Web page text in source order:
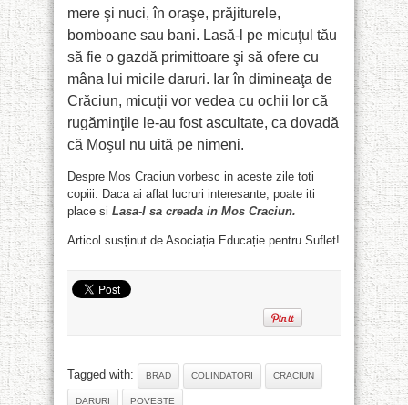
mere şi nuci, în oraşe, prăjiturele,
bomboane sau bani. Lasă-l pe micuţul tău
să fie o gazdă primittoare şi să ofere cu
mâna lui micile daruri. Iar în dimineaţa de
Crăciun, micuţii vor vedea cu ochii lor că
rugăminţile le-au fost ascultate, ca dovadă
că Moşul nu uită pe nimeni.
Despre Mos Craciun vorbesc in aceste zile toti
copiii. Daca ai aflat lucruri interesante, poate iti
place si Lasa-l sa creada in Mos Craciun.
Articol susținut de Asociația Educație pentru Suflet!
Tagged with: BRAD COLINDATORI CRACIUN
DARURI POVESTE